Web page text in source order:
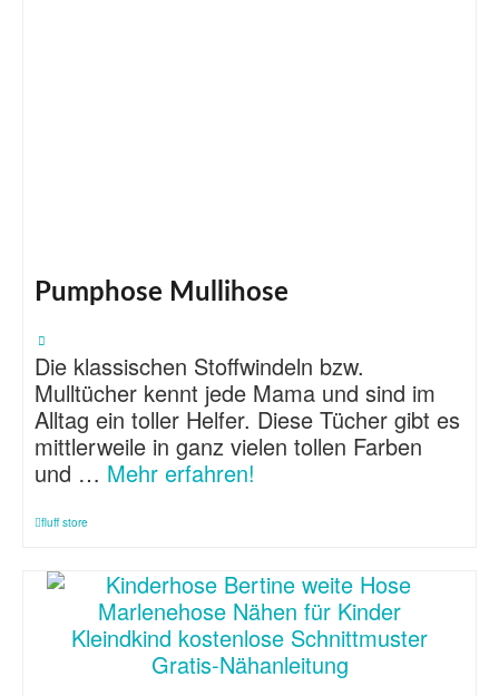
Pumphose Mullihose
Die klassischen Stoffwindeln bzw.
Mulltücher kennt jede Mama und sind im
Alltag ein toller Helfer. Diese Tücher gibt es
mittlerweile in ganz vielen tollen Farben
und … Mehr erfahren!
fluff store